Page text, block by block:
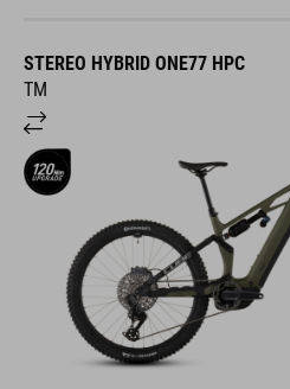
STEREO HYBRID ONE77 HPC
TM